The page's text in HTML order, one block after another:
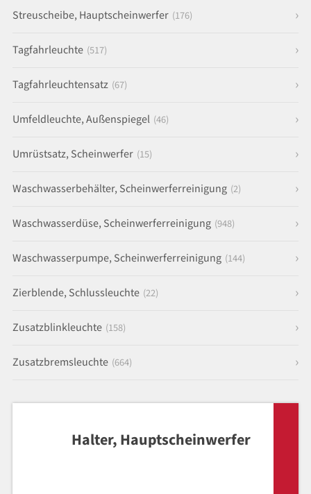
Halter, Hauptscheinwerfer
Streuscheibe, Hauptscheinwerfer (176)
Tagfahrleuchte (517)
Tagfahrleuchtensatz (67)
Umfeldleuchte, Außenspiegel (46)
Umrüstsatz, Scheinwerfer (15)
Waschwasserbehälter, Scheinwerferreinigung (2)
Waschwasserdüse, Scheinwerferreinigung (948)
Waschwasserpumpe, Scheinwerferreinigung (144)
Zierblende, Schlussleuchte (22)
Zusatzblinkleuchte (158)
Zusatzbremsleuchte (664)